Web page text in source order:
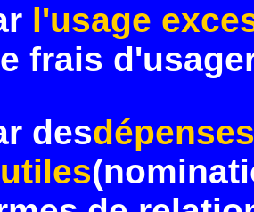
l'usage
desdépenses